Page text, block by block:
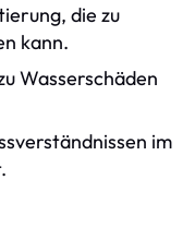
die zu
kann.
Wasserschäden
im